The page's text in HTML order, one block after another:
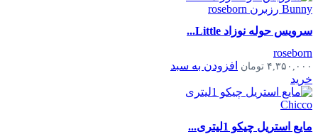
سرویس حوله نوزاد Little...
roseborn
۴,۳۵۰,۰۰۰ تومان
افزودن به سبد
خرید
مایع استریل چیکو 1لیتری...